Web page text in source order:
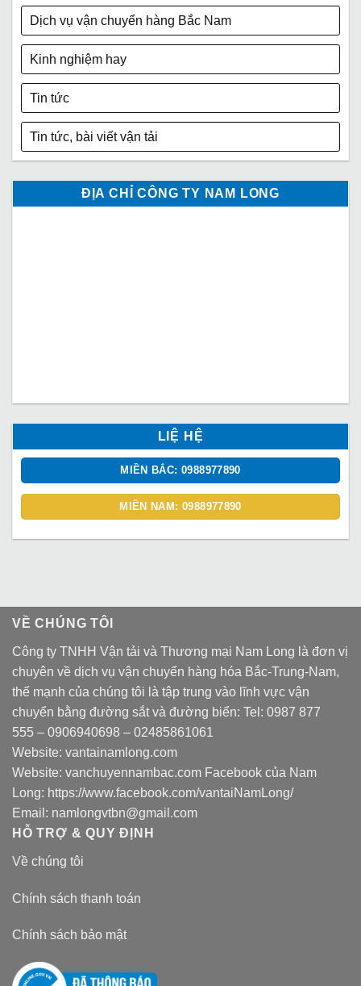
Dịch vụ vận chuyển hàng Bắc Nam
Kinh nghiệm hay
Tin tức
Tin tức, bài viết vận tải
ĐỊA CHỈ CÔNG TY NAM LONG
LIỆ HỆ
MIỀN BẮC: 0988977890
MIỀN NAM: 0988977890
VỀ CHÚNG TÔI
Công ty TNHH Vận tải và Thương mại Nam Long là đơn vị
chuyên về dịch vụ vận chuyển hàng hóa Bắc-Trung-Nam,
thế mạnh của chúng tôi là tập trung vào lĩnh vực vận
chuyển bằng đường sắt và đường biển: Tel: 0987 877
555 – 0906940698 – 02485861061
Website: vantainamlong.com
Website: vanchuyennambac.com Facebook của Nam
Long: https://www.facebook.com/vantaiNamLong/
Email: namlongvtbn@gmail.com
HỖ TRỢ & QUY ĐỊNH
Về chúng tôi
Chính sách thanh toán
Chính sách bảo mật